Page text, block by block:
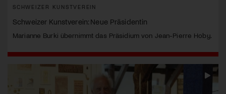
SCHWEIZER KUNSTVEREIN
Schweizer Kunstverein: Neue Präsidentin
Marianne Burki übernimmt das Präsidium von Jean-Pierre Hoby.